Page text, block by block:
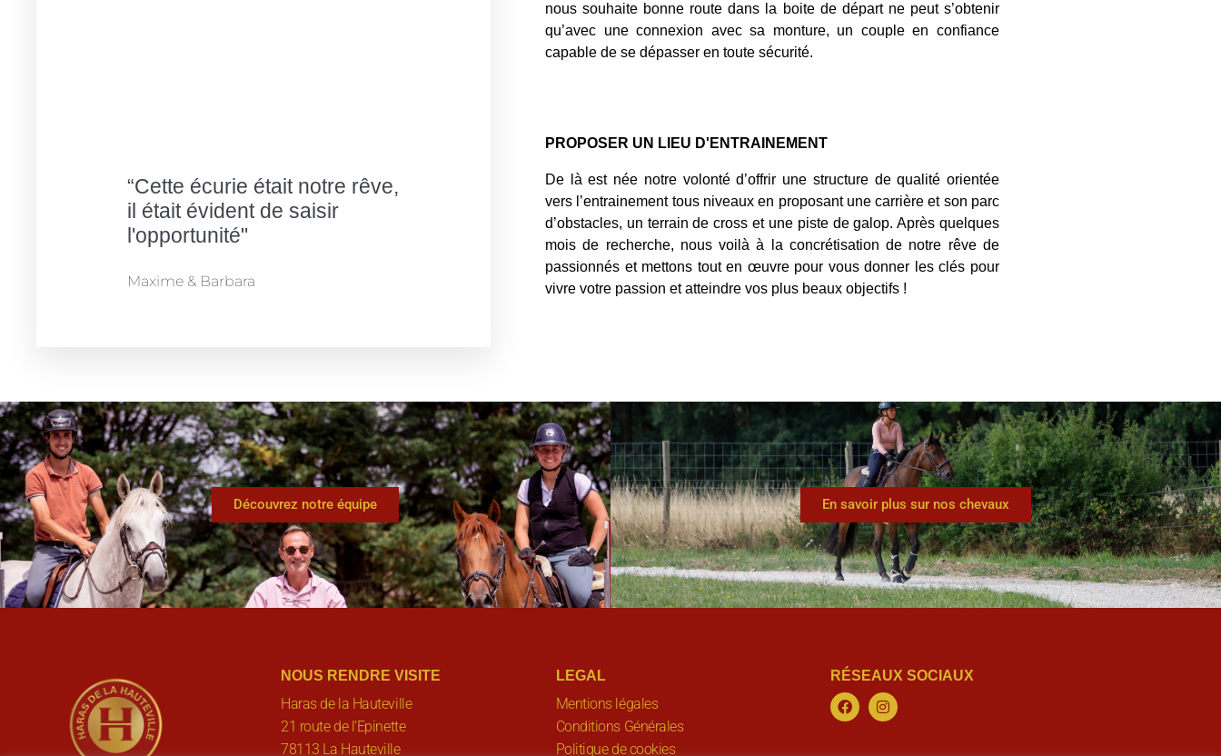
“Cette écurie était notre rêve,
il était évident de saisir
l'opportunité"
Maxime & Barbara
nous souhaite bonne route dans la boite de départ ne peut s’obtenir
qu’avec une connexion avec sa monture, un couple en confiance
capable de se dépasser en toute sécurité.
PROPOSER UN LIEU D'ENTRAINEMENT
De là est née notre volonté d’offrir une structure de qualité orientée
vers l’entrainement tous niveaux en proposant une carrière et son parc
d’obstacles, un terrain de cross et une piste de galop. Après quelques
mois de recherche, nous voilà à la concrétisation de notre rêve de
passionnés et mettons tout en œuvre pour vous donner les clés pour
vivre votre passion et atteindre vos plus beaux objectifs !
Découvrez notre équipe En savoir plus sur nos chevaux
NOUS RENDRE VISITE
Haras de la Hauteville
21 route de l’Epinette
78113 La Hauteville
LEGAL
Mentions légales
Conditions Générales
Politique de cookies
RÉSEAUX SOCIAUX